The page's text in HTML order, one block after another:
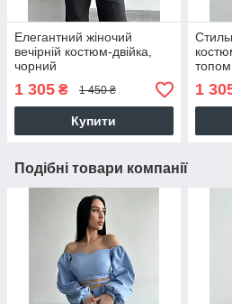
Елегантний жіночий
вечірній костюм-двійка,
чорний
1 305 ₴ 1 450 ₴
Купити
1
Подібні товари компанії